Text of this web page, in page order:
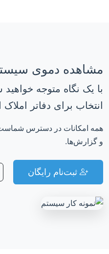
مشاهده دموی
با یک نگاه متوجه
انتخاب برای دفاتر
همه امکانات در دسترس
و گزارش‌ها.
ثبت‌نام رایگان